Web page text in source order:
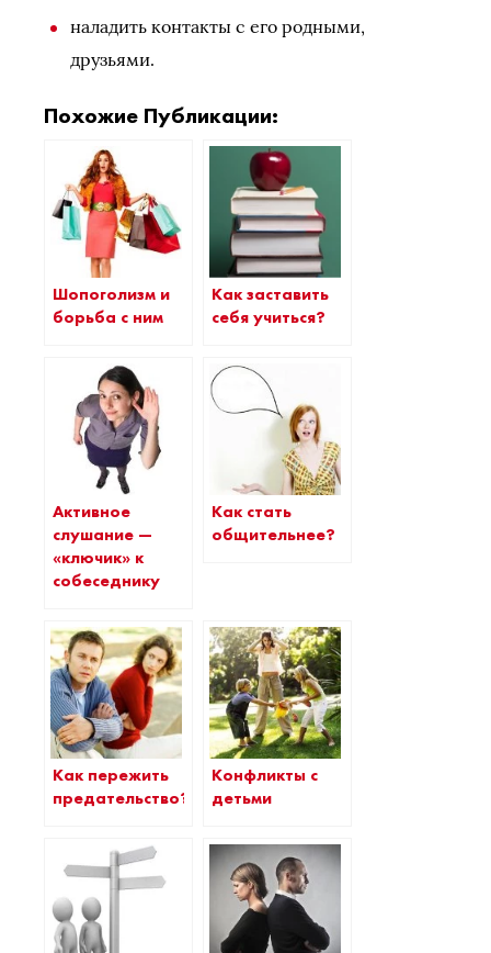
наладить контакты с его родными,
друзьями.
Похожие Публикации:
Шопоголизм и
борьба с ним
Как заставить
себя учиться?
Активное
слушание —
«ключик» к
собеседнику
Как стать
общительнее?
Как пережить
предательство?
Конфликты с
детьми